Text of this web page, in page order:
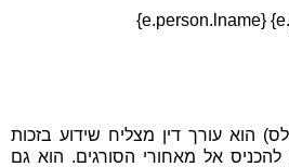
הוא עורך דין מצליח שידוע בזכות
אל מאחורי הסורגים. הוא גם